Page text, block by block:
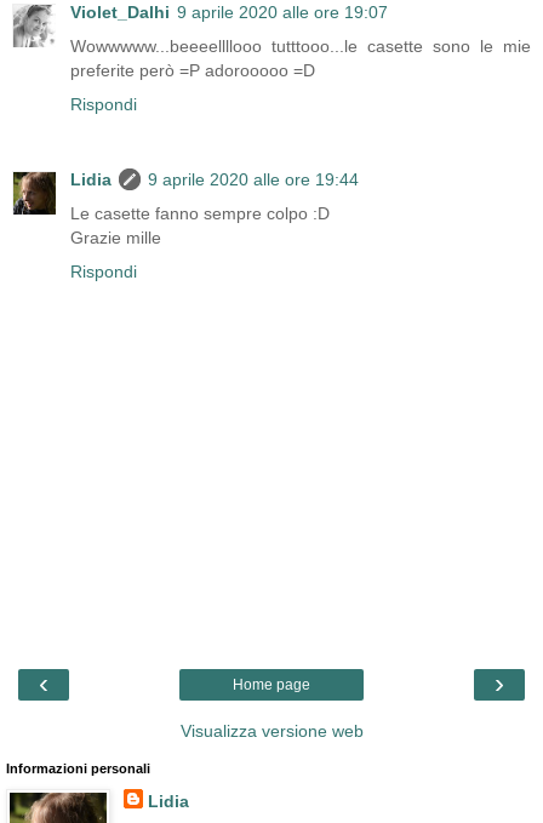
Violet_Dalhi 9 aprile 2020 alle ore 19:07
Wowwwww...beeeellllooo tutttooo...le casette sono le mie
preferite però =P adorooooo =D
Rispondi
Lidia
9 aprile 2020 alle ore 19:44
Le casette fanno sempre colpo :D
Grazie mille
Rispondi
‹ ›
Home page
Visualizza versione web
Informazioni personali
Lidia